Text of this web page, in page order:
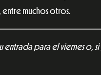
muchos otros.
entrada para el viernes o,